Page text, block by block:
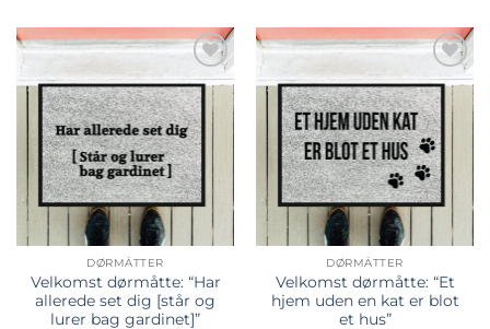
Tilføj til
ønskeliste
DØRMÅTTER
Velkomst dørmåtte: “Har
allerede set dig [står og
lurer bag gardinet]”
Tilføj til
ønskeliste
DØRMÅTTER
Velkomst dørmåtte: “Et
hjem uden en kat er blot
et hus”